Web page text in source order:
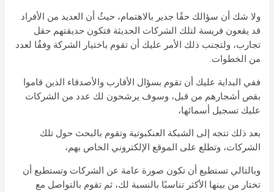
ولا شك أن سؤالك حقًا جدير بالاهتمام، حيثُ أن العديد من الأفراد
قد يقعون فريسة لتلك الشركات الحديثة فتكون حديقتهم حقل
تجارب، ولتجنب ذلك الأمر عليك أن تقوم باختيار الشركة وفقُا لعدد
من الخطوات.
ففي البداية عليك أن تقوم بسؤال الأقارب والأصدقاء الذين قاموا
بقص أشجارهم من قبل، وسوف يرشحون لك عدد من الشركات
عليك تسجيل أسمائها،
بعد ذلك تتجه إلى الشبكة العنكبوتية وتقوم بالبحث حول تلك
الشركات، وتطلع على الموقع الإلكتروني الخاص بهم،
وبالتالي تستطيع أن تكون صورة عامة عن الشركات وتستطيع أن
تختار من بينها الأكثر تناسبًا بالنسبة لك، ثم تقوم بالتواصل مع